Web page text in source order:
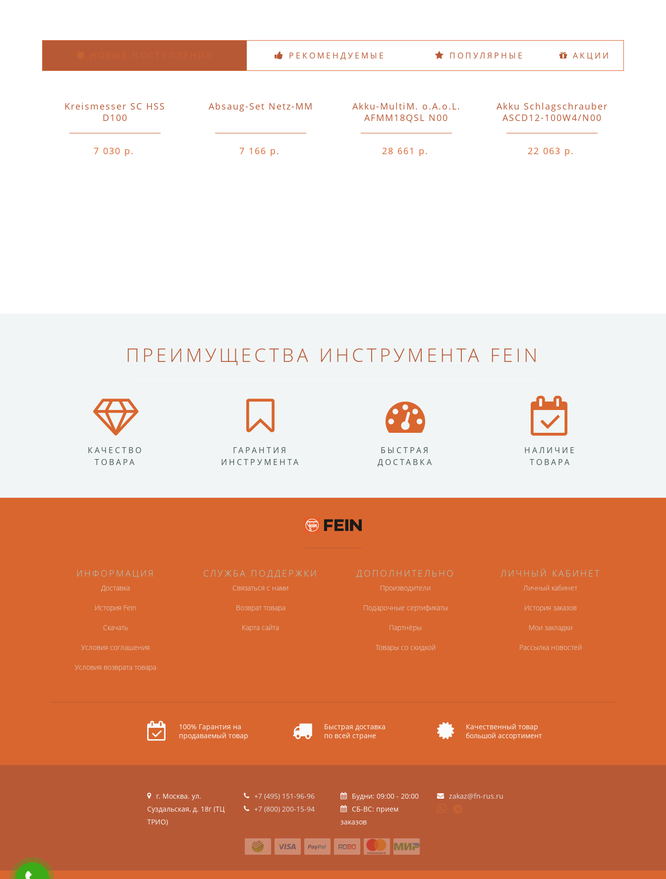
РЕКОМЕНДУЕМЫЕ ПОПУЛЯРНЫЕ АКЦИИ
Kreismesser SC HSS
D100
7 030 р.
Absaug-Set Netz-MM
7 166 р.
Akku-MultiM. o.A.o.L.
AFMM18QSL N00
28 661 р.
Akku Schlagschrauber
ASCD12-100W4/N00
22 063 р.
ПРЕИМУЩЕСТВА ИНСТРУМЕНТА FEIN
КАЧЕСТВО
ТОВАРА
ГАРАНТИЯ
ИНСТРУМЕНТА
БЫСТРАЯ
ДОСТАВКА
НАЛИЧИЕ
ТОВАРА
ИНФОРМАЦИЯ
Доставка
История Fein
Скачать
Условия соглашения
Условия возврата товара
СЛУЖБА ПОДДЕРЖКИ
Связаться с нами
Возврат товара
Карта сайта
ДОПОЛНИТЕЛЬНО
Производители
Подарочные сертификаты
Партнёры
Товары со скидкой
ЛИЧНЫЙ КАБИНЕТ
Личный кабинет
История заказов
Мои закладки
Рассылка новостей
100% Гарантия на
продаваемый товар
Быстрая доставка
по всей стране
Качественный товар
большой ассортимент
г. Москва. ул.
Суздальская, д. 18г (ТЦ
ТРИО)
+7 (495) 151-96-96
+7 (800) 200-15-94
Будни: 09:00 - 20:00
СБ-ВС: прием
заказов
zakaz@fn-rus.ru